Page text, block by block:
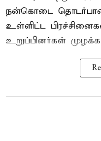
நன்கொடை தொடர்பான
உள்ளிட்ட
உறுப்பினர்கள்